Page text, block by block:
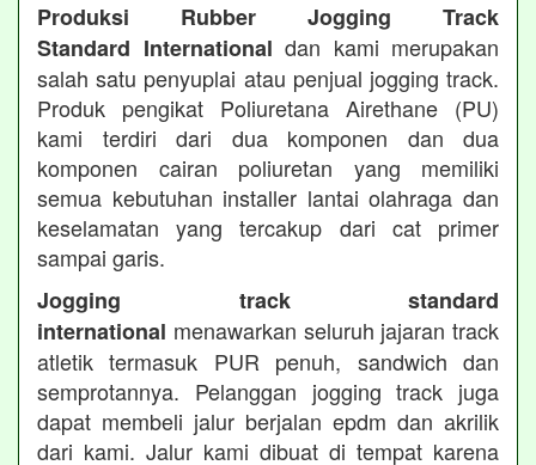
Produksi Rubber Jogging Track
Standard International dan kami merupakan
salah satu penyuplai atau penjual jogging track.
Produk pengikat Poliuretana Airethane (PU)
kami terdiri dari dua komponen dan dua
komponen cairan poliuretan yang memiliki
semua kebutuhan installer lantai olahraga dan
keselamatan yang tercakup dari cat primer
sampai garis.
Jogging track standard
international menawarkan seluruh jajaran track
atletik termasuk PUR penuh, sandwich dan
semprotannya. Pelanggan jogging track juga
dapat membeli jalur berjalan epdm dan akrilik
dari kami. Jalur kami dibuat di tempat karena